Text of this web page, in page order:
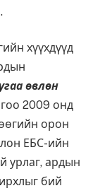
хүүхдүүд
өвлөн
2009 онд
орон
ЕБС-ийн
урлаг, ардын
бий